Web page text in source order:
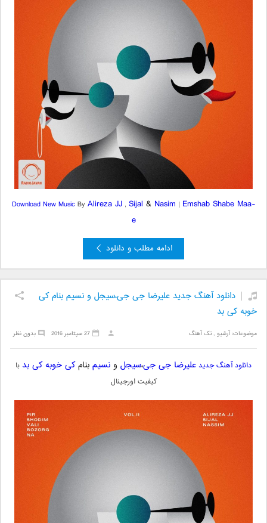
Download New MusicByAlireza JJ, Sijal & Nasim | Emshab Shabe Maa-
e
ادامه مطلب و دانلود
دانلود آهنگ جدید علیرضا جی جی،سیجل و نسیم بنام کی
خوبه کی بد
موضوعات:آرشیو ,تک آهنگ بدون نظر 27 سپتامبر 2016
دانلود آهنگ جدید علیرضا جی جی،سیجل و نسیم بنامکی خوبه کی بد با
کیفیت اورجینال